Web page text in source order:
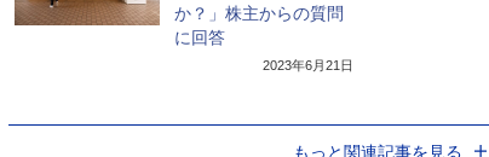
か？」株主からの質問
に回答
2023年6月21日
もっと関連記事を見る